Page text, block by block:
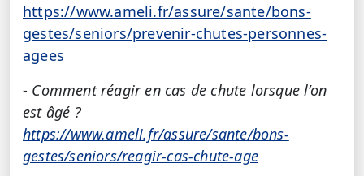
https://www.ameli.fr/assure/sante/bons-
gestes/seniors/prevenir-chutes-personnes-
agees
- Comment réagir en cas de chute lorsque l’on
est âgé ?
https://www.ameli.fr/assure/sante/bons-
gestes/seniors/reagir-cas-chute-age